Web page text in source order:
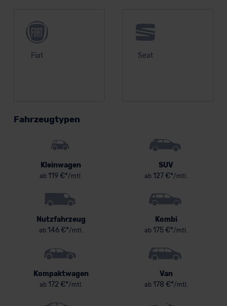
Fiat Seat
Fahrzeugtypen
Kleinwagen
ab 119 €*/mtl.
SUV
ab 127 €*/mtl.
Nutzfahrzeug
ab146 €*/mtl.
Kombi
ab 175 €*/mtl.
Kompaktwagen
ab172 €*/mtl.
Van
ab178 €*/mtl.